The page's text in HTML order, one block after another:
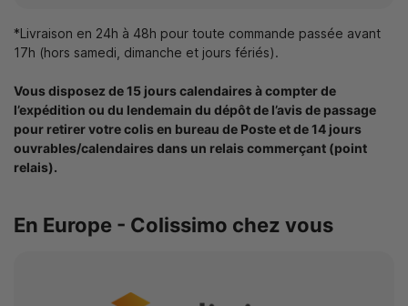
*Livraison en 24h à 48h pour toute commande passée avant
17h (hors samedi, dimanche et jours fériés).
Vous disposez de 15 jours calendaires à compter de
l’expédition ou du lendemain du dépôt de l’avis de passage
pour retirer votre colis en bureau de Poste et de 14 jours
ouvrables/calendaires dans un relais commerçant (point
relais).
En Europe - Colissimo chez vous